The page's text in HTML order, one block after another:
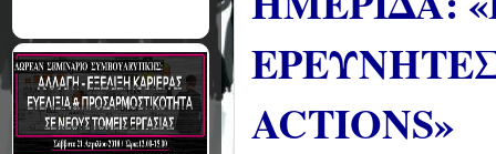
ΕΡΕΥΝΗΤΕΣ
ACTIONS»